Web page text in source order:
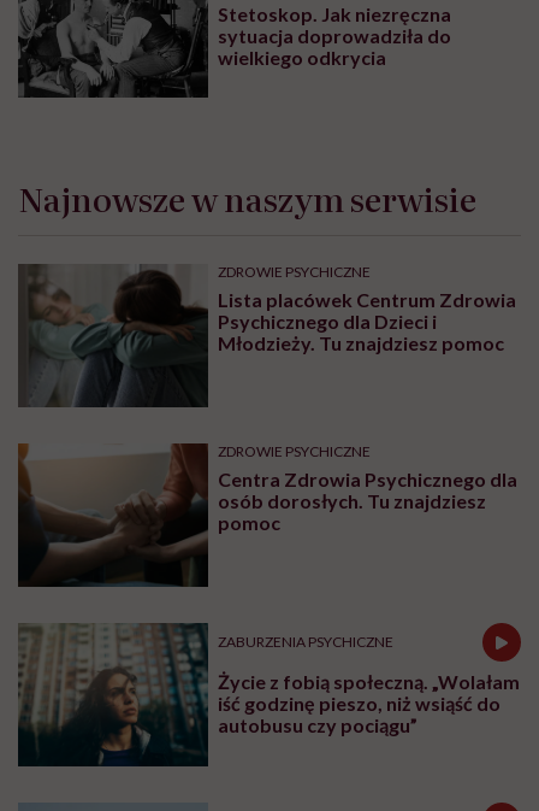
Stetoskop. Jak niezręczna
sytuacja doprowadziła do
wielkiego odkrycia
Najnowsze w naszym serwisie
ZDROWIE PSYCHICZNE
Lista placówek Centrum Zdrowia
Psychicznego dla Dzieci i
Młodzieży. Tu znajdziesz pomoc
ZDROWIE PSYCHICZNE
Centra Zdrowia Psychicznego dla
osób dorosłych. Tu znajdziesz
pomoc
ZABURZENIA PSYCHICZNE
Życie z fobią społeczną. „Wolałam
iść godzinę pieszo, niż wsiąść do
autobusu czy pociągu”